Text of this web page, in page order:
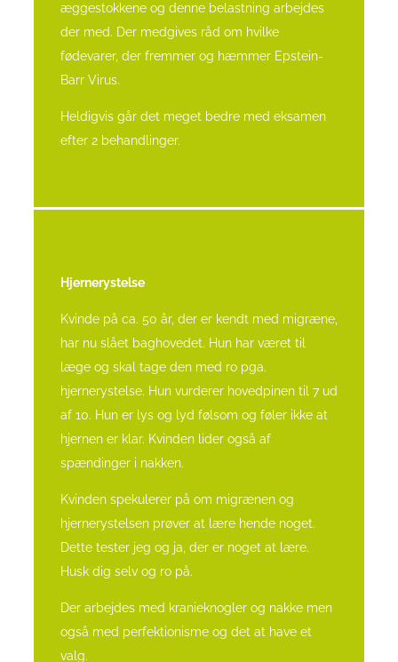
æggestokkene og denne belastning arbejdes
der med. Der medgives råd om hvilke
fødevarer, der fremmer og hæmmer Epstein-
Barr Virus.
Heldigvis går det meget bedre med eksamen
efter 2 behandlinger.
Hjernerystelse
Kvinde på ca. 50 år, der er kendt med migræne,
har nu slået baghovedet. Hun har været til
læge og skal tage den med ro pga.
hjernerystelse. Hun vurderer hovedpinen til 7 ud
af 10. Hun er lys og lyd følsom og føler ikke at
hjernen er klar. Kvinden lider også af
spændinger i nakken.
Kvinden spekulerer på om migrænen og
hjernerystelsen prøver at lære hende noget.
Dette tester jeg og ja, der er noget at lære.
Husk dig selv og ro på.
Der arbejdes med kranieknogler og nakke men
også med perfektionisme og det at have et
valg.